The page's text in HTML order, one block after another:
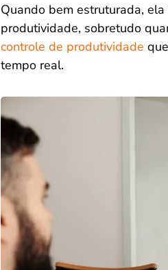
Quando bem estruturada,
produtividade, sobretudo
controle de produtividade
tempo real.